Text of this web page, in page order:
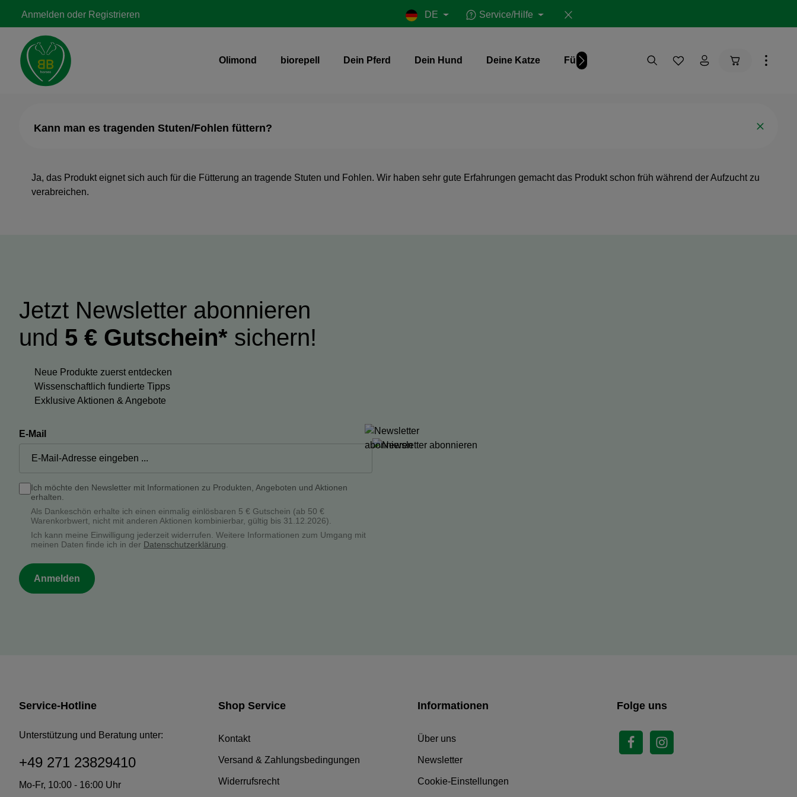
Hauptnavigation springen
Anmelden oder Registrieren DE Service/Hilfe
Olimond biorepell Dein Pferd Dein Hund Deine Katze Für Dich Studien
Warenkorb
Kann man es tragenden Stuten/Fohlen füttern?
Ja, das Produkt eignet sich auch für die Fütterung an tragende Stuten und Fohlen. Wir haben sehr gute Erfahrungen gemacht das Produkt schon früh während der Aufzucht zu
verabreichen.
Jetzt Newsletter abonnieren
und 5 € Gutschein* sichern!
Neue Produkte zuerst entdecken
Wissenschaftlich fundierte Tipps
Exklusive Aktionen & Angebote
E-Mail
Ich möchte den Newsletter mit Informationen zu Produkten, Angeboten und Aktionen
erhalten.
Als Dankeschön erhalte ich einen einmalig einlösbaren 5 € Gutschein (ab 50 €
Warenkorbwert, nicht mit anderen Aktionen kombinierbar, gültig bis 31.12.2026).
Ich kann meine Einwilligung jederzeit widerrufen. Weitere Informationen zum Umgang mit
meinen Daten finde ich in der Datenschutzerklärung.
Anmelden
Service-Hotline
Unterstützung und Beratung unter:
+49 271 23829410
Mo-Fr, 10:00 - 16:00 Uhr
Shop Service
Kontakt
Versand & Zahlungsbedingungen
Widerrufsrecht
Informationen
Über uns
Newsletter
Cookie-Einstellungen
Folge uns